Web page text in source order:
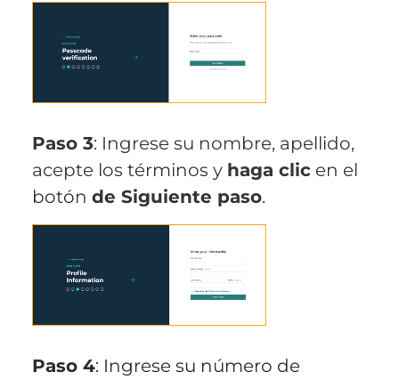
Paso 3: Ingrese su nombre, apellido,
acepte los términos y haga clic en el
botón de Siguiente paso.
Paso 4: Ingrese su número de